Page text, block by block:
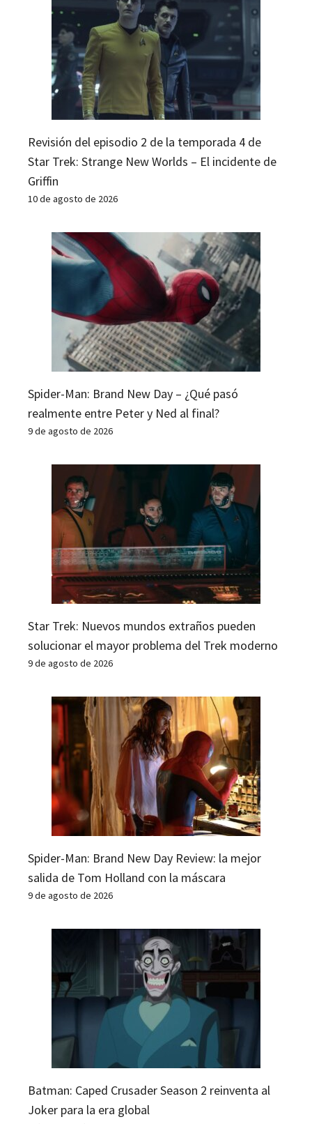
Revisión del episodio 2 de la temporada 4 de
Star Trek: Strange New Worlds – El incidente de
Griffin
10 de agosto de 2026
Spider-Man: Brand New Day – ¿Qué pasó
realmente entre Peter y Ned al final?
9 de agosto de 2026
Star Trek: Nuevos mundos extraños pueden
solucionar el mayor problema del Trek moderno
9 de agosto de 2026
Spider-Man: Brand New Day Review: la mejor
salida de Tom Holland con la máscara
9 de agosto de 2026
Batman: Caped Crusader Season 2 reinventa al
Joker para la era global